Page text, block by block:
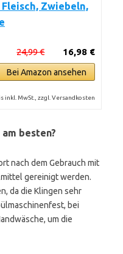
Zwiebeln,
16,98 €
24,99 €
Bei Amazon ansehen
inkl. MwSt., zzgl. Versandkosten
besten?
nach dem Gebrauch mit
gereinigt werden.
da die Klingen sehr
bei
um die